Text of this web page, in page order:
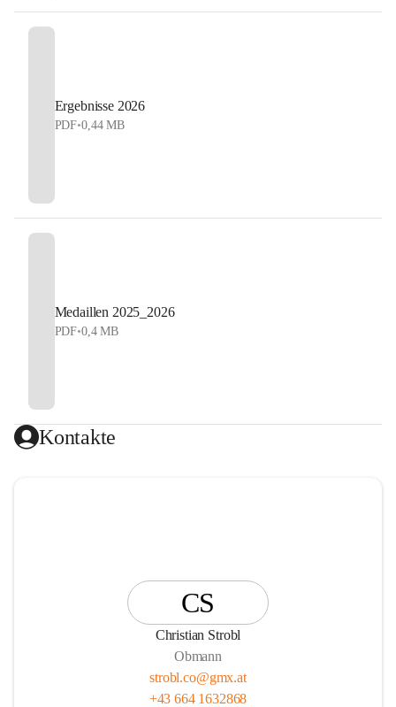
Ergebnisse 2026
PDF•0,44 MB
Medaillen 2025_2026
PDF•0,4 MB
Kontakte
CS
Christian Strobl
Obmann
strobl.co@gmx.at
+43 664 1632868